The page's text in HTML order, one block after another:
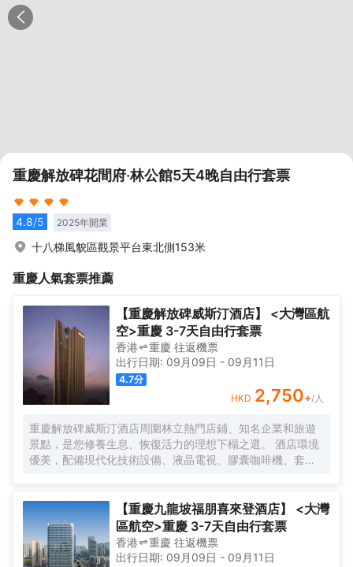
重慶解放碑花間府·林公館5天4晚自由行套票
4.8/5 2025年開業
十八梯風貌區觀景平台東北側153米
重慶人氣套票推薦
【重慶解放碑威斯汀酒店】 <大灣區航
空>重慶 3-7天自由行套票
香港 重慶 往返機票
出行日期: 09月09日 - 09月11日
4.7分
HKD 2,750+/人
重慶解放碑威斯汀酒店周圍林立熱門店鋪、知名企業和旅遊
景點，是您修養生息、恢復活力的理想下榻之選。 酒店環境
優美，配備現代化技術設備、液晶電視、膠囊咖啡機、套房
【重慶九龍坡福朋喜來登酒店】 <大灣
區航空>重慶 3-7天自由行套票
香港 重慶 往返機票
出行日期: 09月09日 - 09月11日